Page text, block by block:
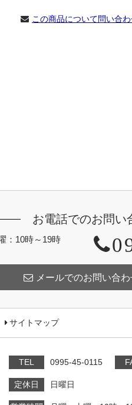
この商品について問い合
お電話でのお問い
：10時～19時
メールでのお問い合
サイトマップ
TEL 0995-45-0115
定休日 日曜日